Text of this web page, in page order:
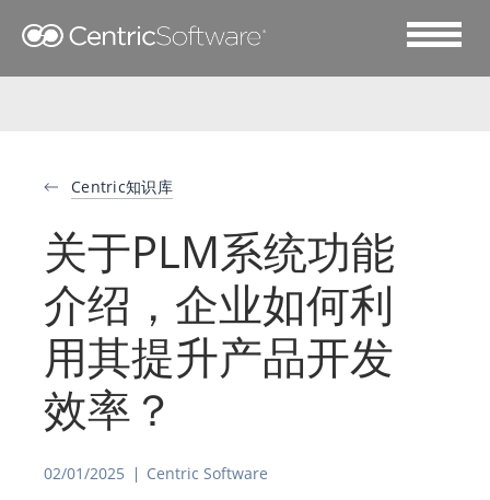
Centric知识库
关于PLM系统功能
介绍，企业如何利
用其提升产品开发
效率？
02/01/2025 Centric Software